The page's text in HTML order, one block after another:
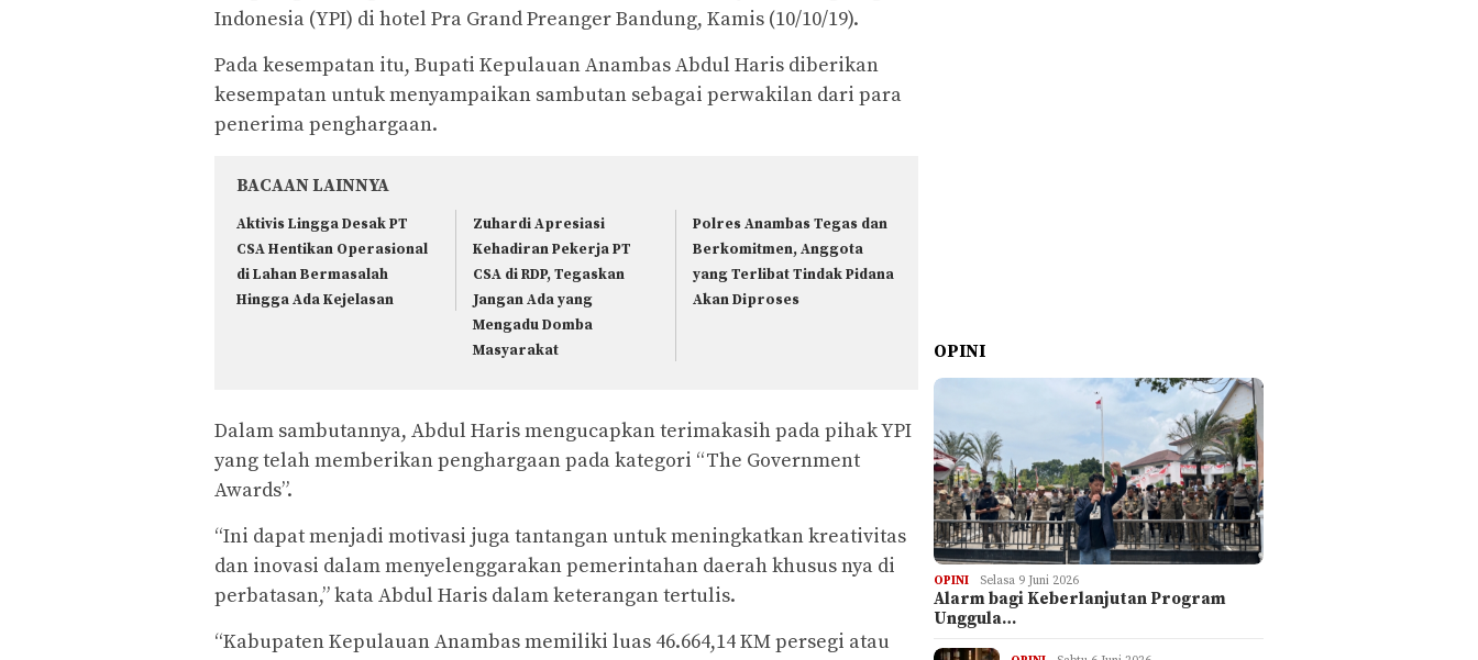
Indonesia (YPI) di hotel Pra Grand Preanger Bandung, Kamis (10/10/19).
Pada kesempatan itu, Bupati Kepulauan Anambas Abdul Haris diberikan
kesempatan untuk menyampaikan sambutan sebagai perwakilan dari para
penerima penghargaan.
BACAAN LAINNYA
Aktivis Lingga Desak PT
CSA Hentikan Operasional
di Lahan Bermasalah
Hingga Ada Kejelasan
Zuhardi Apresiasi
Kehadiran Pekerja PT
CSA di RDP, Tegaskan
Jangan Ada yang
Mengadu Domba
Masyarakat
Polres Anambas Tegas dan
Berkomitmen, Anggota
yang Terlibat Tindak Pidana
Akan Diproses
Dalam sambutannya, Abdul Haris mengucapkan terimakasih pada pihak YPI
yang telah memberikan penghargaan pada kategori “The Government
Awards”.
“Ini dapat menjadi motivasi juga tantangan untuk meningkatkan kreativitas
dan inovasi dalam menyelenggarakan pemerintahan daerah khusus nya di
perbatasan,” kata Abdul Haris dalam keterangan tertulis.
“Kabupaten Kepulauan Anambas memiliki luas 46.664,14 KM persegi atau
OPINI
OPINI Selasa 9 Juni 2026
Alarm bagi Keberlanjutan Program
Unggula…